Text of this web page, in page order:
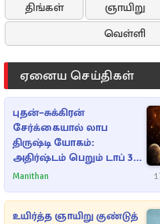
திங்கள்
ஞாயிறு
வெள்ளி
ஏனைய செய்திகள்
புதன்–சுக்கிரன்
சேர்க்கையால் லாப
திருஷ்டி யோகம்:
அதிர்ஷ்டம் பெறும் டாப் 3
ராசிகள்!
Manithan
உயிர்த்த ஞாயிறு குண்டுத்